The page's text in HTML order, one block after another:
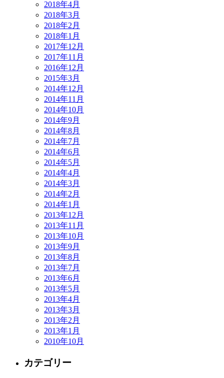
2018年4月
2018年3月
2018年2月
2018年1月
2017年12月
2017年11月
2016年12月
2015年3月
2014年12月
2014年11月
2014年10月
2014年9月
2014年8月
2014年7月
2014年6月
2014年5月
2014年4月
2014年3月
2014年2月
2014年1月
2013年12月
2013年11月
2013年10月
2013年9月
2013年8月
2013年7月
2013年6月
2013年5月
2013年4月
2013年3月
2013年2月
2013年1月
2010年10月
カテゴリー